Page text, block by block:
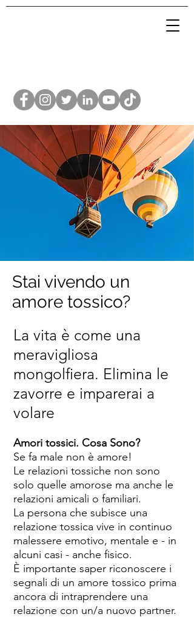
Stai vivendo un
amore tossico?
La vita è come una
meravigliosa
mongolfiera. Elimina le
zavorre e imparerai a
volare
Amori tossici. Cosa Sono?
Se fa male non è amore!
Le relazioni tossiche non sono
solo quelle amorose ma anche le
relazioni amicali o familiari.
La persona che subisce una
relazione tossica vive in continuo
malessere emotivo, mentale e - in
alcuni casi - anche fisico.
È importante saper riconoscere i
segnali di un amore tossico prima
ancora di intraprendere una
relazione con un/a nuovo partner.